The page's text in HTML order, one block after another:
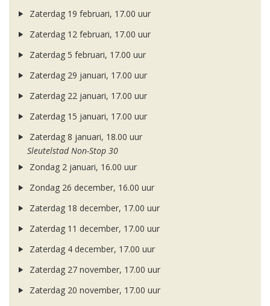
Zaterdag 19 februari, 17.00 uur
Zaterdag 12 februari, 17.00 uur
Zaterdag 5 februari, 17.00 uur
Zaterdag 29 januari, 17.00 uur
Zaterdag 22 januari, 17.00 uur
Zaterdag 15 januari, 17.00 uur
Zaterdag 8 januari, 18.00 uur
Sleutelstad Non-Stop 30
Zondag 2 januari, 16.00 uur
Zondag 26 december, 16.00 uur
Zaterdag 18 december, 17.00 uur
Zaterdag 11 december, 17.00 uur
Zaterdag 4 december, 17.00 uur
Zaterdag 27 november, 17.00 uur
Zaterdag 20 november, 17.00 uur